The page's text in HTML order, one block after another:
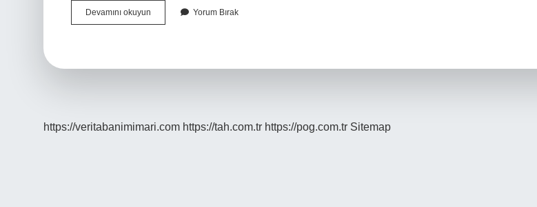
Devamını okuyun
Bilimleri
Yorum Bırak
https://veritabanimimari.com https://tah.com.tr https://pog.com.tr Sitemap